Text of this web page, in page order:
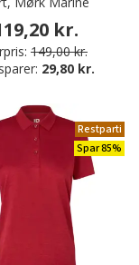
kr.
149,00 kr.
29,80 kr.
Restparti
Spar 85%